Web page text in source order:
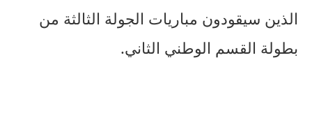
الذين سيقودون مباريات الجولة الثالثة من
بطولة القسم الوطني الثاني.